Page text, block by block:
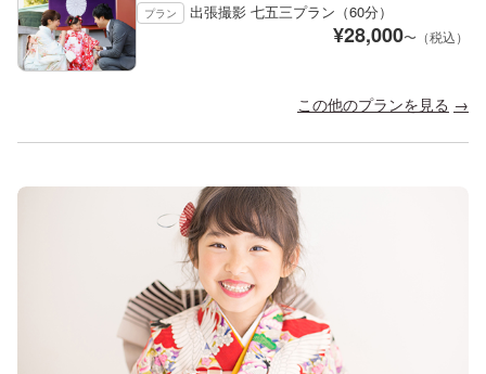
プラン 出張撮影 七五三プラン（60分）
¥28,000〜（税込）
この他のプランを見る